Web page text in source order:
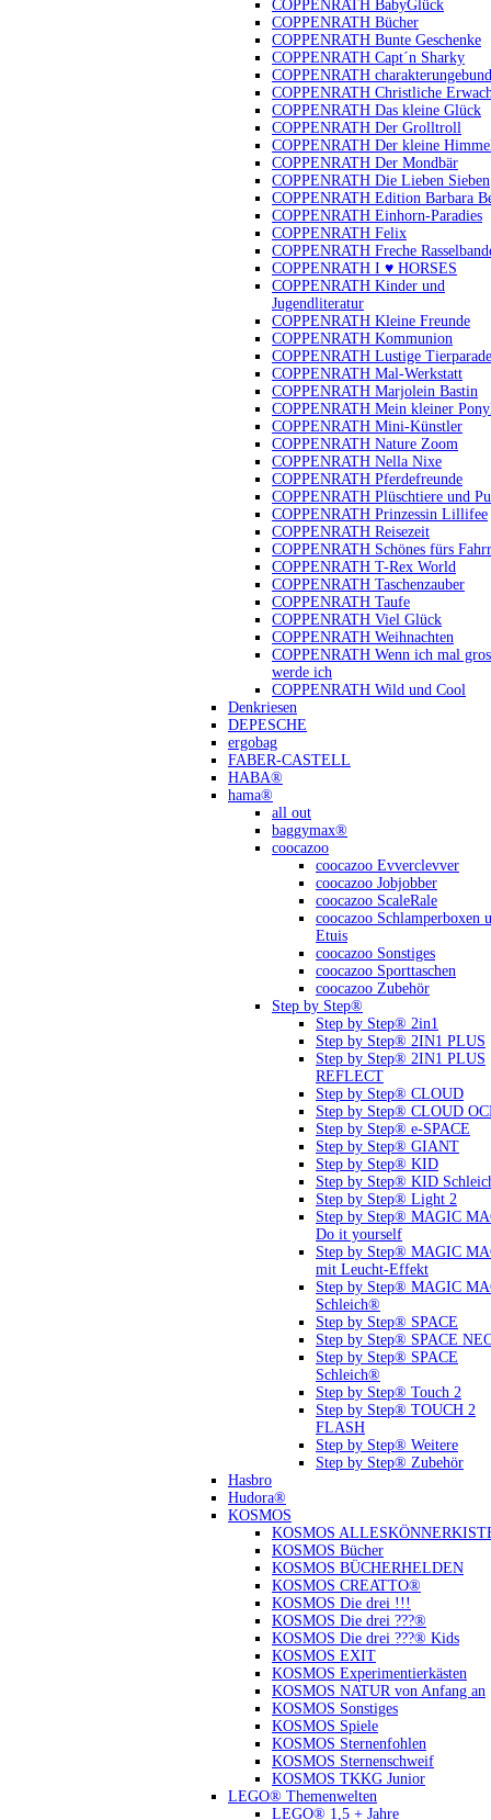
COPPENRATH BabyGlück
COPPENRATH Bücher
COPPENRATH Bunte Geschenke
COPPENRATH Capt´n Sharky
COPPENRATH
COPPENRATH Christliche
COPPENRATH Das kleine Glück
COPPENRATH Der Grolltroll
COPPENRATH Der kleine
COPPENRATH Der Mondbär
COPPENRATH Die Lieben Sieben
COPPENRATH Edition Barbara
COPPENRATH Einhorn-Paradies
COPPENRATH Felix
COPPENRATH Freche
COPPENRATH I ♥ HORSES
COPPENRATH Kinder und
Jugendliteratur
COPPENRATH Kleine Freunde
COPPENRATH Kommunion
COPPENRATH Lustige Tierparade
COPPENRATH Mal-Werkstatt
COPPENRATH Marjolein Bastin
COPPENRATH Mein kleiner
COPPENRATH Mini-Künstler
COPPENRATH Nature Zoom
COPPENRATH Nella Nixe
COPPENRATH Pferdefreunde
COPPENRATH Plüschtiere und
COPPENRATH Prinzessin Lillifee
COPPENRATH Reisezeit
COPPENRATH Schönes fürs
COPPENRATH T-Rex World
COPPENRATH Taschenzauber
COPPENRATH Taufe
COPPENRATH Viel Glück
COPPENRATH Weihnachten
COPPENRATH Wenn ich mal
werde ich
COPPENRATH Wild und Cool
Denkriesen
DEPESCHE
ergobag
FABER-CASTELL
HABA®
hama®
all out
baggymax®
coocazoo
coocazoo Evverclevver
coocazoo Jobjobber
coocazoo ScaleRale
coocazoo Schlamperboxen
Etuis
coocazoo Sonstiges
coocazoo Sporttaschen
coocazoo Zubehör
Step by Step®
Step by Step® 2in1
Step by Step® 2IN1 PLUS
Step by Step® 2IN1 PLUS
REFLECT
Step by Step® CLOUD
Step by Step® CLOUD
Step by Step® e-SPACE
Step by Step® GIANT
Step by Step® KID
Step by Step® KID
Step by Step® Light 2
Step by Step® MAGIC
Do it yourself
Step by Step® MAGIC
mit Leucht-Effekt
Step by Step® MAGIC
Schleich®
Step by Step® SPACE
Step by Step® SPACE
Step by Step® SPACE
Schleich®
Step by Step® Touch 2
Step by Step® TOUCH 2
FLASH
Step by Step® Weitere
Step by Step® Zubehör
Hasbro
Hudora®
KOSMOS
KOSMOS
KOSMOS Bücher
KOSMOS BÜCHERHELDEN
KOSMOS CREATTO®
KOSMOS Die drei !!!
KOSMOS Die drei ???®
KOSMOS Die drei ???® Kids
KOSMOS EXIT
KOSMOS Experimentierkästen
KOSMOS NATUR von Anfang an
KOSMOS Sonstiges
KOSMOS Spiele
KOSMOS Sternenfohlen
KOSMOS Sternenschweif
KOSMOS TKKG Junior
LEGO® Themenwelten
LEGO® 1,5 + Jahre